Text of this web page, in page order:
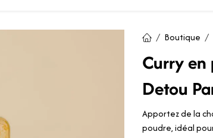
Boutique
Curry
Detou
Apportez de la
poudre, idéal